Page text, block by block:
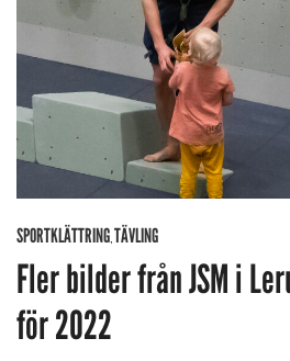
SPORTKLÄTTRING,TÄVLING
Fler bilder från JSM i
för 2022